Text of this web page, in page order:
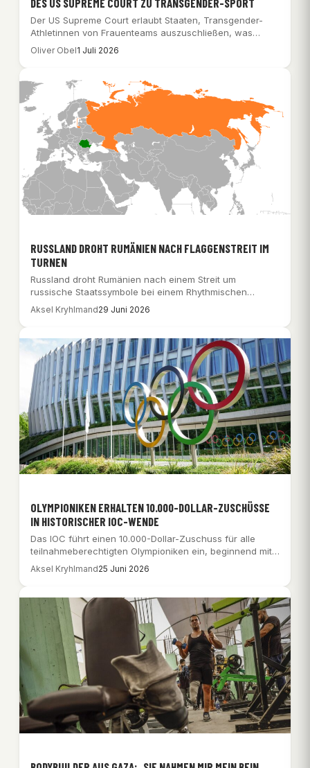
Der US Supreme Court erlaubt Staaten, Transgender-
Athletinnen von Frauenteams auszuschließen, was
Donald Trump als „großen…
Oliver Obel1 Juli 2026
RUSSLAND DROHT RUMÄNIEN NACH FLAGGENSTREIT IM
TURNEN
Russland droht Rumänien nach einem Streit um
russische Staatssymbole bei einem Rhythmischen
Gymnastik-Wettbewerb in Cluj-Napoca.
Aksel Kryhlmand29 Juni 2026
OLYMPIONIKEN ERHALTEN 10.000-DOLLAR-ZUSCHÜSSE
IN HISTORISCHER IOC-WENDE
Das IOC führt einen 10.000-Dollar-Zuschuss für alle
teilnahmeberechtigten Olympioniken ein, beginnend mit
Milano Cortina 2026.
Aksel Kryhlmand25 Juni 2026